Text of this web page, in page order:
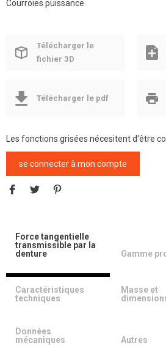
Courroies puissance
Télécharger le
fichier 3D
Télécharger le pdf
Les fonctions grisées nécesitent d'être
se connecter à mon compte
Force tangentielle
transmissible par la
denture
Gamme
Caractéristiques
techniques
Masse et
Données
mécaniques
Autres